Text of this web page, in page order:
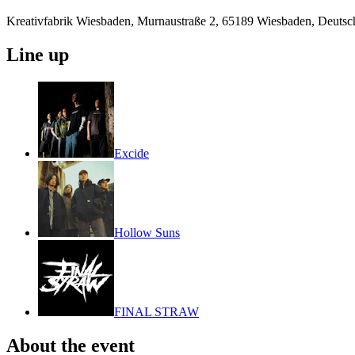
Kreativfabrik Wiesbaden, Murnaustraße 2, 65189 Wiesbaden,
Line up
Excide
Hollow Suns
FINAL STRAW
About the event